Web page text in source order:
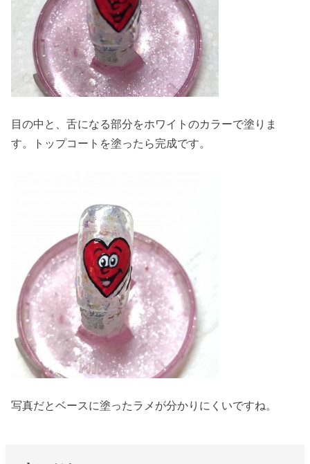
目の中と、舌になる部分をホワイトのカラーで塗りま
す。トップコートを塗ったら完成です。
写真だとベースに塗ったラメが分かりにくいですね。